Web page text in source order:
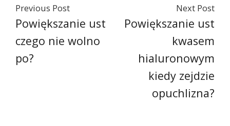
Previous Post
Powiększanie ust
czego nie wolno
po?
Next Post
Powiększanie ust
kwasem
hialuronowym
kiedy zejdzie
opuchlizna?